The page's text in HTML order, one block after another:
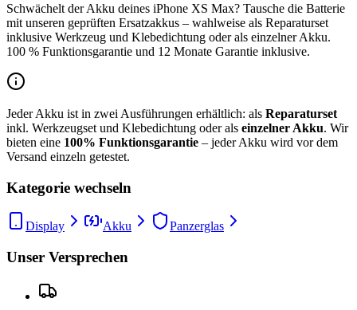
Schwächelt der Akku deines iPhone XS Max? Tausche die Batterie
mit unseren geprüften Ersatzakkus – wahlweise als Reparaturset
inklusive Werkzeug und Klebedichtung oder als einzelner Akku.
100 % Funktionsgarantie und 12 Monate Garantie inklusive.
Jeder Akku ist in zwei Ausführungen erhältlich: als Reparaturset
inkl. Werkzeugset und Klebedichtung oder als einzelner Akku. Wir
bieten eine 100% Funktionsgarantie – jeder Akku wird vor dem
Versand einzeln getestet.
Kategorie wechseln
Display Akku Panzerglas
Unser Versprechen